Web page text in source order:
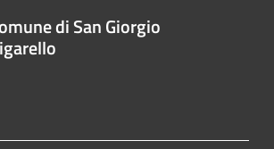
di San Giorgio